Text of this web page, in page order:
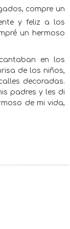
compre un
y feliz a los
un hermoso
en los
de los niños,
decoradas.
padres y les di
de mi vida,